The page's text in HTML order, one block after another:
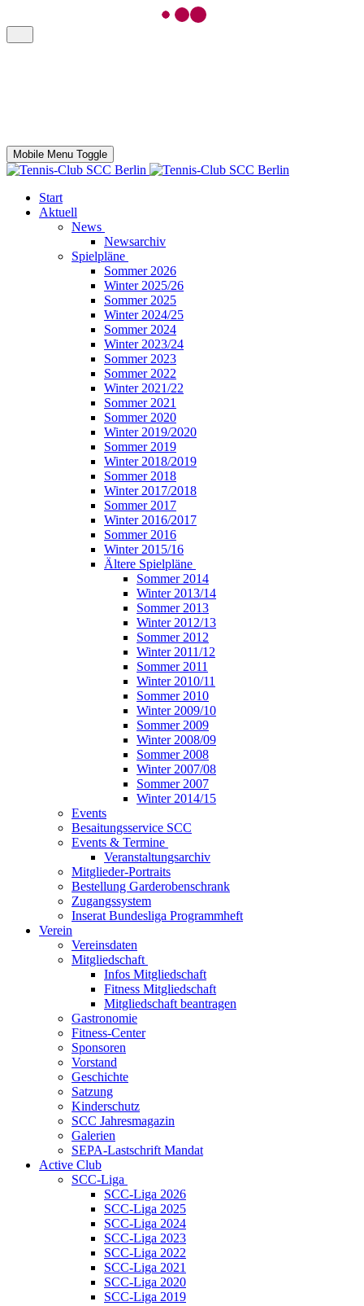
Mobile Menu Toggle
Start
Aktuell
News
Newsarchiv
Spielpläne
Sommer 2026
Winter 2025/26
Sommer 2025
Winter 2024/25
Sommer 2024
Winter 2023/24
Sommer 2023
Sommer 2022
Winter 2021/22
Sommer 2021
Sommer 2020
Winter 2019/2020
Sommer 2019
Winter 2018/2019
Sommer 2018
Winter 2017/2018
Sommer 2017
Winter 2016/2017
Sommer 2016
Winter 2015/16
Ältere Spielpläne
Sommer 2014
Winter 2013/14
Sommer 2013
Winter 2012/13
Sommer 2012
Winter 2011/12
Sommer 2011
Winter 2010/11
Sommer 2010
Winter 2009/10
Sommer 2009
Winter 2008/09
Sommer 2008
Winter 2007/08
Sommer 2007
Winter 2014/15
Events
Besaitungsservice SCC
Events & Termine
Veranstaltungsarchiv
Mitglieder-Portraits
Bestellung Garderobenschrank
Zugangssystem
Inserat Bundesliga Programmheft
Verein
Vereinsdaten
Mitgliedschaft
Infos Mitgliedschaft
Fitness Mitgliedschaft
Mitgliedschaft beantragen
Gastronomie
Fitness-Center
Sponsoren
Vorstand
Geschichte
Satzung
Kinderschutz
SCC Jahresmagazin
Galerien
SEPA-Lastschrift Mandat
Active Club
SCC-Liga
SCC-Liga 2026
SCC-Liga 2025
SCC-Liga 2024
SCC-Liga 2023
SCC-Liga 2022
SCC-Liga 2021
SCC-Liga 2020
SCC-Liga 2019